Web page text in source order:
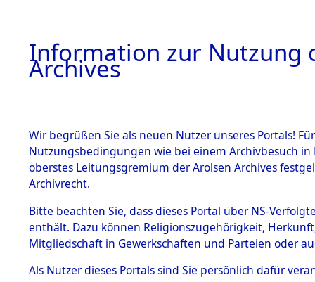
BESTÄNDE
1.
mente
Ebenried
Information zur Nutzung
Archives
Wir begrüßen Sie als neuen Nutzer unseres Portals!
Nutzungsbedingungen wie bei einem Archivbesuch
oberstes Leitungsgremium der Arolsen Archives
Archivrecht.
Bitte beachten Sie, dass dieses Portal über NS-
enthält. Dazu können Religionszugehörigkeit,
Mitgliedschaft in Gewerkschaften und Parteien oder
Als Nutzer dieses Portals sind Sie persönlich dafür